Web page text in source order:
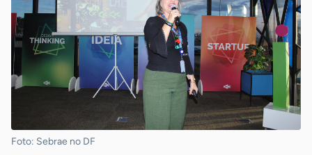
Foto: Sebrae no DF